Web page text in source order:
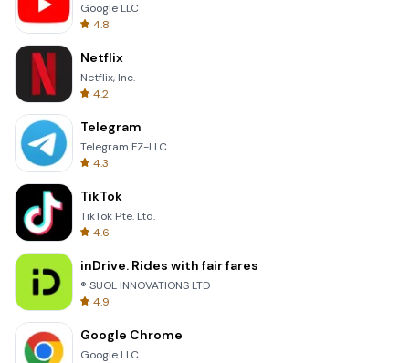
Google LLC
4.8
Netflix
Netflix, Inc.
4.2
Telegram
Telegram FZ-LLC
4.3
TikTok
TikTok Pte. Ltd.
4.6
inDrive. Rides with fair fares
® SUOL INNOVATIONS LTD
4.9
Google Chrome
Google LLC